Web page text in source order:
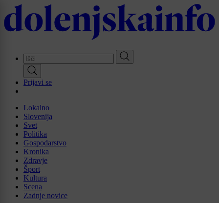
Skip
to
main
Prijavi se
Lokalno
Slovenija
Svet
Politika
Gospodarstvo
Kronika
Zdravje
Šport
Kultura
Scena
Zadnje novice